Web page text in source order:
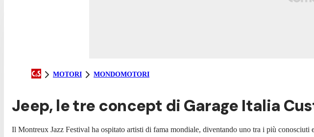
MOTORI MONDOMOTORI
Jeep, le tre concept di Garage Italia
Il Montreux Jazz Festival ha ospitato artisti di fama mondiale, diventando uno tra i più